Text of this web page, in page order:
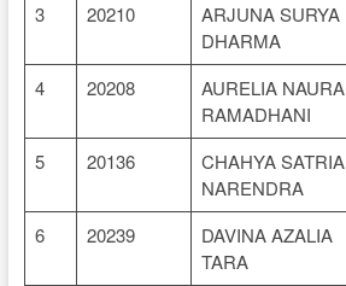
3 20210
ARJUNA SURYA
DHARMA
4 20208
AURELIA NAURA
RAMADHANI
5 20136
CHAHYA SATRIA
NARENDRA
6 20239
DAVINA AZALIA
TARA